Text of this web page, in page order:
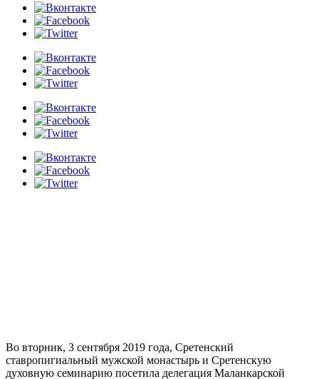
Во вторник, 3 сентября 2019 года, Сретенский
ставропигиальный мужской монастырь и Сретенскую
духовную семинарию посетила делегация Маланкарской